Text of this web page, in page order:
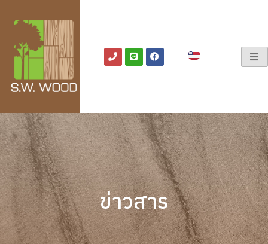
ข่าวสาร